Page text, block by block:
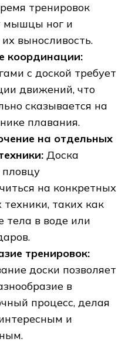
тренировок
мышцы ног и
выносливость.
координации:
с доской требует
движений, что
сказывается на
плавания.
на отдельных
Доска
пловцу
на конкретных
техники, таких как
тела в воде или
тренировок:
доски позволяет
в
процесс, делая
и